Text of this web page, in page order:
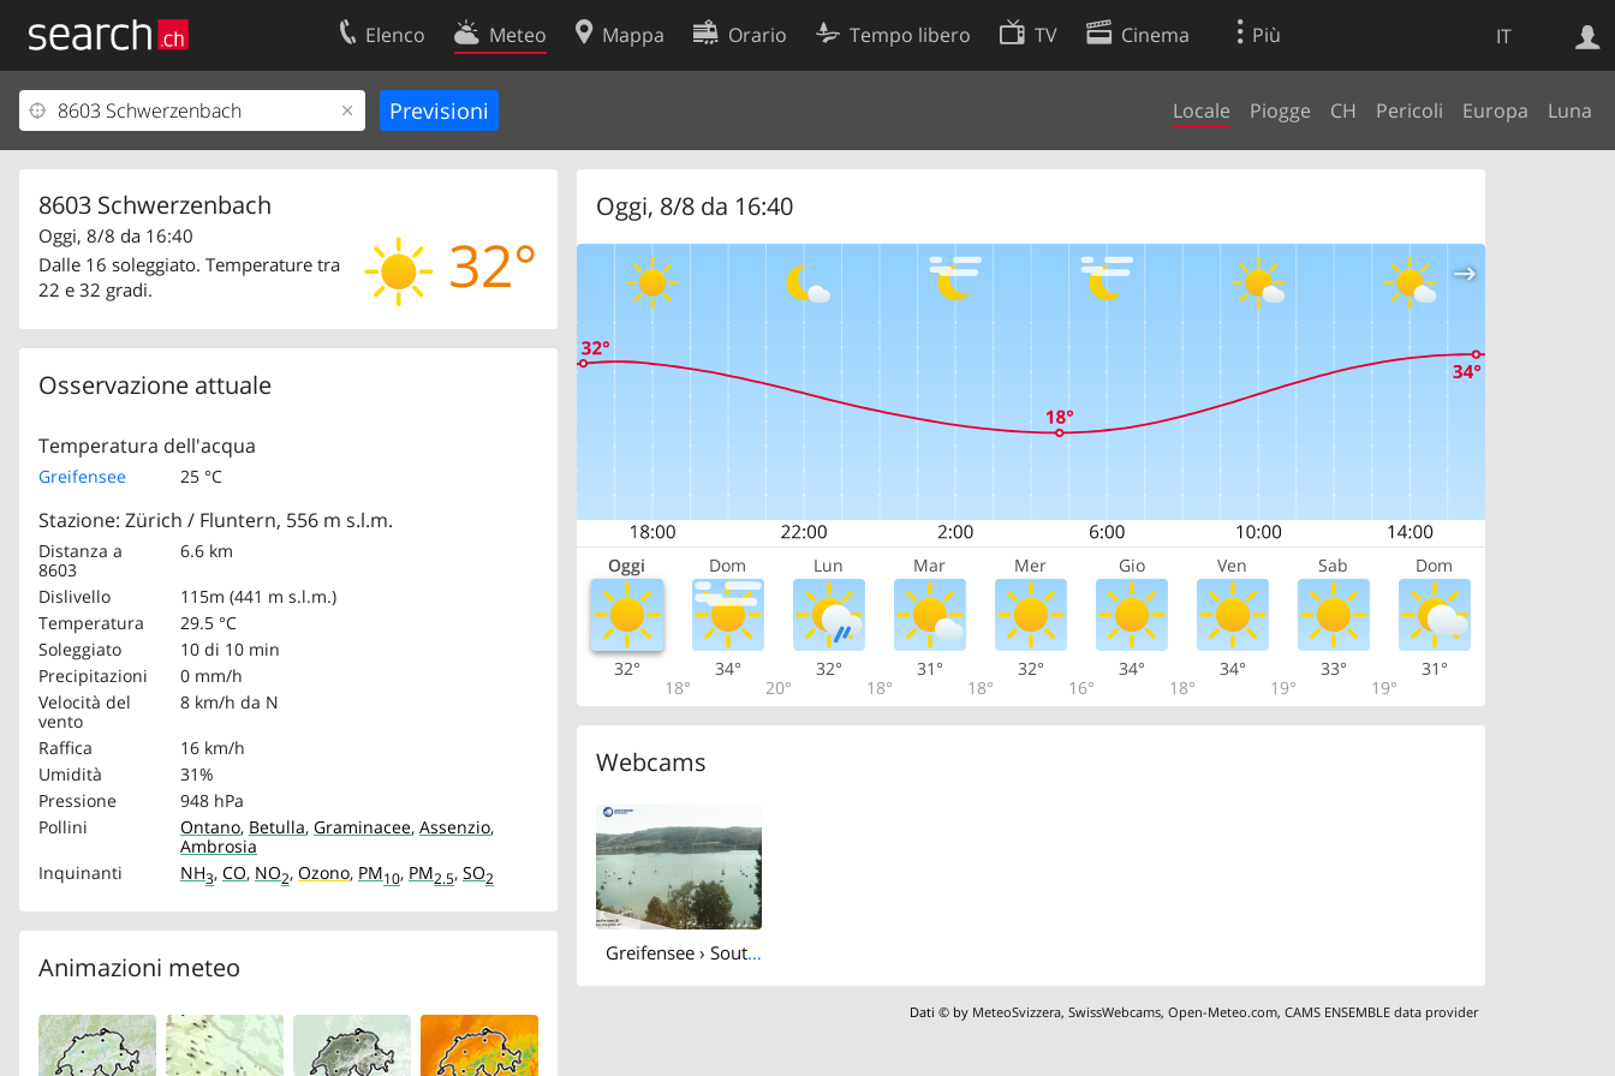
IT
Elenco Meteo Mappa Orario Tempo libero TV Cinema Più
Locale Piogge CH Pericoli Europa Luna
8603 Schwerzenbach
32°
Oggi, 8/8 da 16:40
Dalle 16 soleggiato. Temperature tra
22 e 32 gradi.
Osservazione attuale
Temperatura dell'acqua
Greifensee 25 °C
Stazione: Zürich / Fluntern, 556 m s.l.m.
Distanza a
8603
6.6 km
Dislivello
115m (441 m s.l.m.)
Temperatura
29.5 °C
Soleggiato
10 di 10 min
Precipitazioni
0 mm/h
Velocità del
vento
8 km/h da N
Raffica
16 km/h
Umidità
31%
Pressione
948 hPa
Pollini
Ontano, Betulla, Graminacee, Assenzio,
Ambrosia
Inquinanti
NH3, CO, NO2, Ozono, PM10, PM2.5, SO2
Animazioni meteo
Oggi, 8/8 da 16:40
Oggi Dom Lun Mar Mer Gio Ven Sab Dom
32°
18°
34°
20°
32°
18°
31°
18°
32°
16°
34°
18°
34°
19°
33°
19°
31°
Webcams
Greifensee › South-west: Schloss Greifensee
Dati © by MeteoSvizzera,SwissWebcams,Open-Meteo.com,CAMS ENSEMBLE data provider
Ricerca Web
Il vostro profolio
Area clienti
Informazioni Legali
Contatti
Condizioni d’uso
Preferenze cookie